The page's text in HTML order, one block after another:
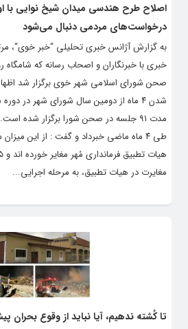
اصلاح طرح هندسی میدان شیخ نوایی با
درخواست‌های مردمی دنبال می‌شود
به گزارش آژانس خبری تحلیلی “خبر
صحن شورای اسلامی شهر خوی برگزار شد
‌شدن ۴ ماه از دومین سال شورای شهر در
مغایرت در هیات تطبیق، به مرحله اجرایی...
تا کُشته ندهیم، آیا نباید از وقوع بحران‌